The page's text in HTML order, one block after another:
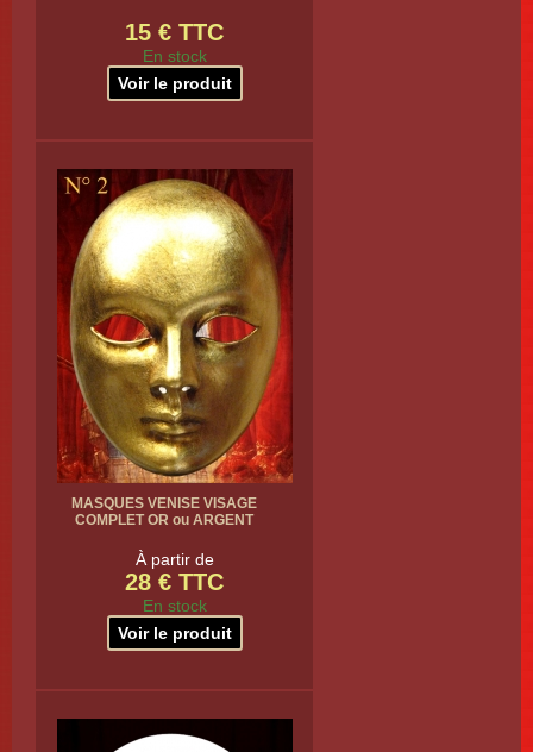
15 € TTC
En stock
Voir le produit
MASQUES VENISE VISAGE
COMPLET OR ou ARGENT
À partir de
28 € TTC
En stock
Voir le produit